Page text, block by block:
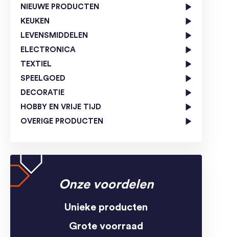
NIEUWE PRODUCTEN
KEUKEN
LEVENSMIDDELEN
ELECTRONICA
TEXTIEL
SPEELGOED
DECORATIE
HOBBY EN VRIJE TIJD
OVERIGE PRODUCTEN
Onze voordelen
Unieke producten
Grote voorraad